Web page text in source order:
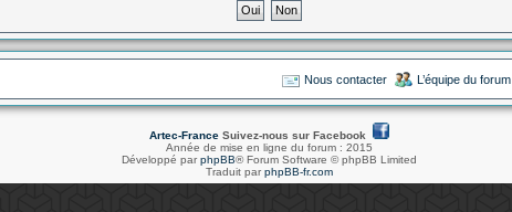
L’équipe du forum
Nous contacter
Artec-FranceSuivez-nous sur Facebook
Année de mise en ligne du forum : 2015
Développé par phpBB® Forum Software © phpBB Limited
Traduit par phpBB-fr.com